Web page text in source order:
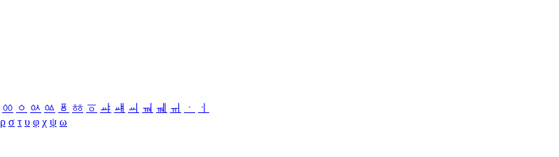
ㆀ ㆁ ㆂ ㆃ ㆄ ㆅ ㆆ ㆇ ㆈ ㆉ ㆊ ㆋ ㆌ ㆍ
ㆎ
ρ σ τ υ φ χ ψ ω